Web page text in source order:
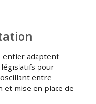
entier adaptent
pour
entre
et mise en place de